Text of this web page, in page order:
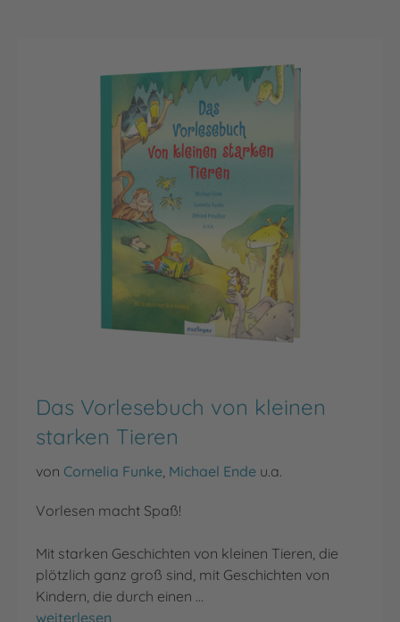
Das Vorlesebuch von kleinen
starken Tieren
von Cornelia Funke Michael Ende u.a.
Vorlesen macht Spaß!
Mit starken Geschichten von kleinen Tieren, die
plötzlich ganz groß sind, mit Geschichten von
Kindern, die durch einen …
Das Vorlesebuch von kleinen starken Tieren
weiterlesen